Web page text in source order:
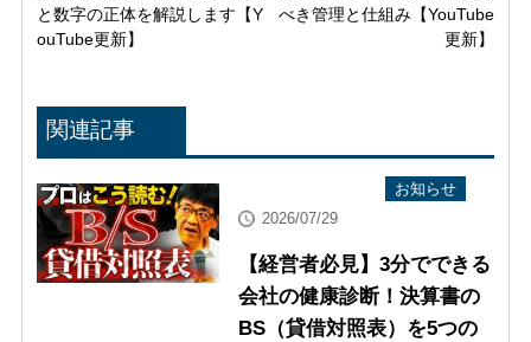
と数字の正体を解説します【Y
ouTube更新】
べき管理と仕組み【YouTube
更新】
関連記事
お知らせ
2026/07/29
【経営者必見】3分でできる
会社の健康診断！決算書の
BS（貸借対照表）を5つの